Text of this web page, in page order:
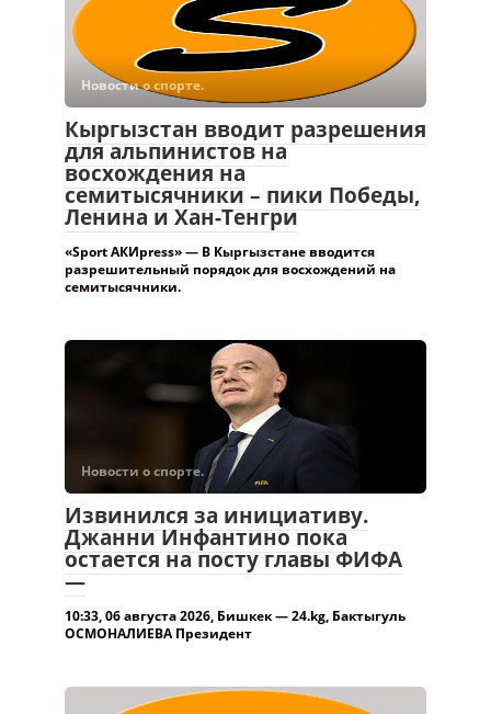
Новости о спорте.
Кыргызстан вводит разрешения
для альпинистов на
восхождения на
семитысячники – пики Победы,
Ленина и Хан-Тенгри
«Sport АКИpress» — В Кыргызстане вводится
разрешительный порядок для восхождений на
семитысячники.
Новости о спорте.
Извинился за инициативу.
Джанни Инфантино пока
остается на посту главы ФИФА
—
10:33, 06 августа 2026, Бишкек — 24.kg, Бактыгуль
ОСМОНАЛИЕВА Президент